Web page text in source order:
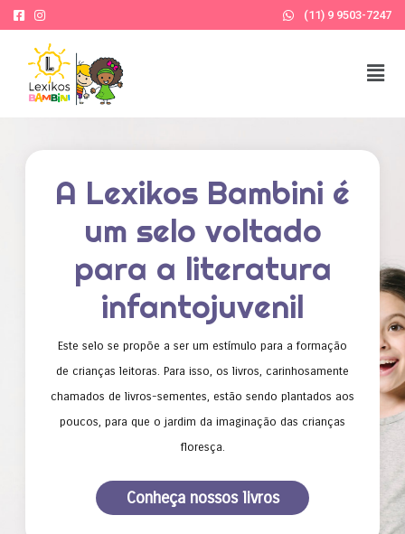
(11) 9 9503-7247
A Lexikos Bambini é
um selo voltado
para a literatura
infantojuvenil
Este selo se propõe a ser um estímulo para a formação
de crianças leitoras. Para isso, os livros, carinhosamente
chamados de livros-sementes, estão sendo plantados aos
poucos, para que o jardim da imaginação das crianças
floresça.
Conheça nossos livros